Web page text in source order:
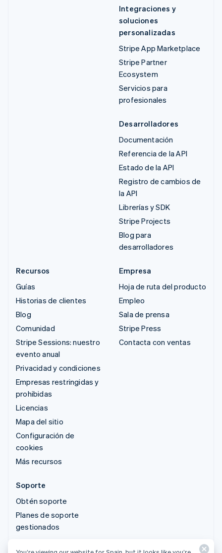
Integraciones y
soluciones
personalizadas
Stripe App Marketplace
Stripe Partner
Ecosystem
Servicios para
profesionales
Desarrolladores
Documentación
Referencia de la API
Estado de la API
Registro de cambios de
la API
Librerías y SDK
Stripe Projects
Blog para
desarrolladores
Recursos
Guías
Historias de clientes
Blog
Comunidad
Stripe Sessions: nuestro
evento anual
Privacidad y condiciones
Empresas restringidas y
prohibidas
Licencias
Mapa del sitio
Configuración de
cookies
Más recursos
Empresa
Hoja de ruta del producto
Empleo
Sala de prensa
Stripe Press
Contacta con ventas
Soporte
Obtén soporte
Planes de soporte
gestionados